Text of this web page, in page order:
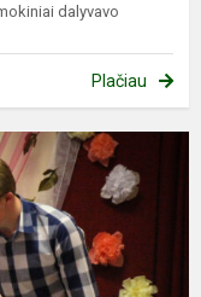
dalyvavo
Plačiau